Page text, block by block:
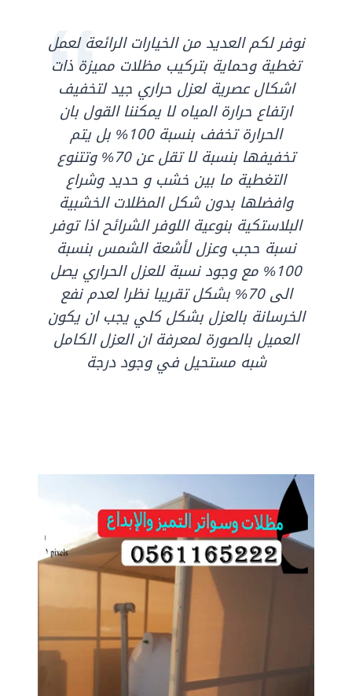
نوفر لكم العديد من الخيارات الرائعة لعمل
تغطية وحماية بتركيب مظلات مميزة ذات
اشكال عصرية لعزل حراري جيد لتخفيف
ارتفاع حرارة المياه لا يمكننا القول بان
الحرارة تخفف بنسبة 100% بل يتم
تخفيفها بنسبة لا تقل عن 70% وتتنوع
التغطية ما بين خشب و حديد وشراع
وافضلها بدون شكل المظلات الخشبية
البلاستكية بنوعية اللوفر الشرائح اذا توفر
نسبة حجب وعزل لأشعة الشمس بنسبة
100% مع وجود نسبة للعزل الحراري يصل
الى 70% بشكل تقريبا نظرا لعدم نفع
الخرسانة بالعزل بشكل كلي يجب ان يكون
العميل بالصورة لمعرفة ان العزل الكامل
شبه مستحيل في وجود درجة